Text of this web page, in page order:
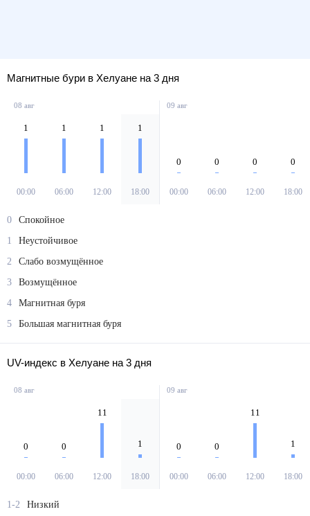
Магнитные бури в Хелуане на 3 дня
08 авг
1
00:00
1
06:00
1
12:00
1
18:00
09 авг
0
00:00
0
06:00
0
12:00
0
18:00
0
Спокойное
1
Неустойчивое
2
Слабо возмущённое
3
Возмущённое
4
Магнитная буря
5
Большая магнитная буря
UV-индекс в Хелуане на 3 дня
08 авг
0
00:00
0
06:00
11
12:00
1
18:00
09 авг
0
00:00
0
06:00
11
12:00
1
18:00
1-2
Низкий